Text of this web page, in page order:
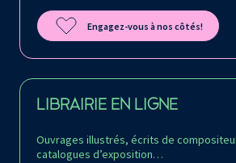
Engagez-vous à nos côtés!
LIBRAIRIE EN LIGNE
Ouvrages illustrés, écrits de
catalogues d’exposition…